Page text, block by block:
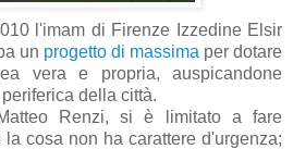
l'imam di Firenze Izzedine Elsir
un progetto di massima per dotare
vera e propria, auspicandone
della città.
Renzi, si è limitato a fare
cosa non ha carattere d'urgenza;